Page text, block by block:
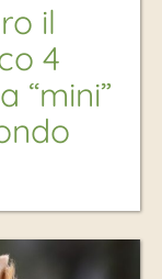
il
4
“mini”